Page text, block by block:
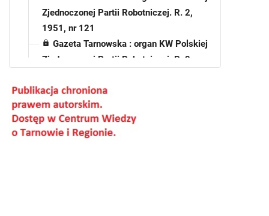
Zjednoczonej Partii Robotniczej. R. 2,
1951, nr 121
Gazeta Tarnowska : organ KW Polskiej
Zjednoczonej Partii Robotniczej. R. 2,
Gazeta Tarnowska : organ KW Polskiej
Zjednoczonej Partii Robotniczej. R. 2,
1951, nr 123
Gazeta Tarnowska : organ KW Polskiej